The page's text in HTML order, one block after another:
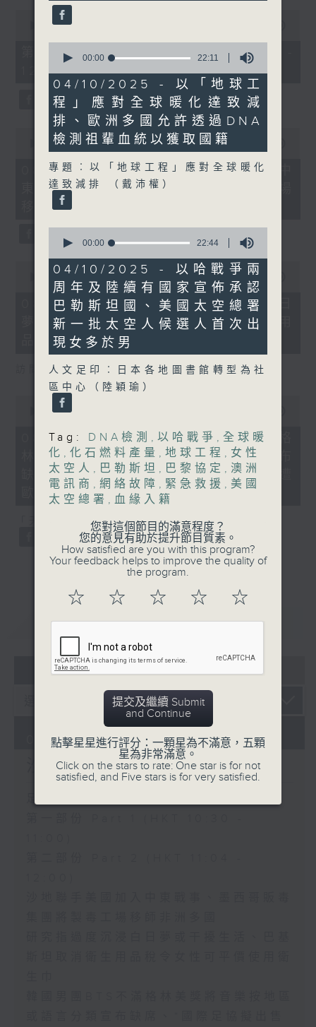
seconds
minutes,
seconds
00:00
第二部份 Part 2 (HKT 11:04 -
12:00)
seconds
minutes,
seconds
00:00
08/08/2026 - 沙地聯手美國加入中
東戰事、墨西哥販毒集團將製毒工場
移師非洲多國
seconds
minutes,
seconds
19:18
08/08/2026 - 研究指過度沉浸白日
夢或干擾生活、巴基斯坦取消衛生用
品稅令女性可平價使用衛生巾
訪問︰何雅莉（精神科專科醫生）
seconds
minutes,
seconds
00:00
08/08/2026 - 韓國男團BTS不滿格
林美獎將音樂按地區或語言分類宣布
缺席、*國際足協擬出售世界盃股權遭
歐洲足協威脅杯葛
「天南地北任我行」：土耳其雪糕
重溫 CATCHUP
06 - 08 2026
08/08/2026
沙地聯手美國加入中東戰事
足本 Full (HKT 10:30 - 12:00)
seconds
22
minutes,
11
seconds
00:00 22:11
04/10/2025 - 以「地球工
程」應對全球暖化達致減
排、歐洲多國允許透過DNA
檢測祖輩血統以獲取國籍
專題︰以「地球工程」應對全球暖化
達致減排 （戴沛權）
seconds
22
minutes,
44
seconds
00:00 22:44
04/10/2025 - 以哈戰爭兩
周年及陸續有國家宣佈承認
巴勒斯坦國、美國太空總署
新一批太空人候選人首次出
現女多於男
人文足印︰日本各地圖書館轉型為社
區中心（陸穎瑜）
Tag: DNA檢測 , 以哈戰爭 , 全球暖
化 , 化石燃料產量 , 地球工程 , 女性
太空人 , 巴勒斯坦 , 巴黎協定 , 澳洲
電訊商 , 網絡故障 , 緊急救援 , 美國
太空總署 , 血緣入籍
您對這個節目的滿意程度？
您的意見有助於提升節目質素。
How satisfied are you with this program?
Your feedback helps to improve the quality of
the program.
☆ ☆ ☆ ☆ ☆
提交及繼續 Submit
and Continue
點擊星星進行評分：一顆星為不滿意，五顆
星為非常滿意。
Click on the stars to rate: One star is for not
satisfied, and Five stars is for very satisfied.